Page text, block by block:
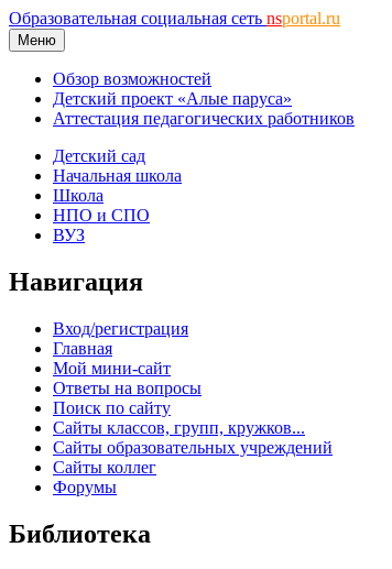
Образовательная социальная сеть nsportal.ru
Меню
Обзор возможностей
Детский проект «Алые паруса»
Аттестация педагогических работников
Детский сад
Начальная школа
Школа
НПО и СПО
ВУЗ
Навигация
Вход/регистрация
Главная
Мой мини-сайт
Ответы на вопросы
Поиск по сайту
Сайты классов, групп, кружков...
Сайты образовательных учреждений
Сайты коллег
Форумы
Библиотека